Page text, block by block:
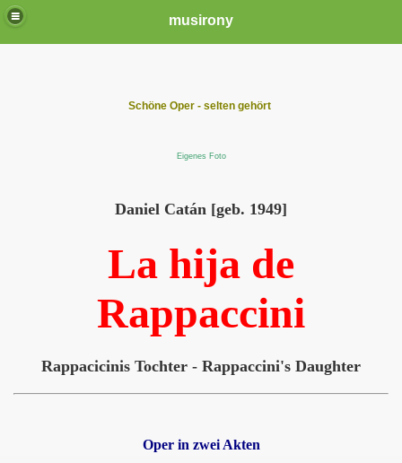
musirony
Schöne Oper - selten gehört
Eigenes Foto
Daniel Catán [geb. 1949]
La hija de
Rappaccini
Rappacicinis Tochter - Rappaccini's Daughter
Oper in zwei Akten